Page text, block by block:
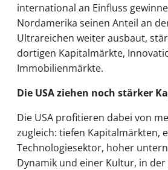
international an Einfluss
Nordamerika seinen Anteil an
Ultrareichen weiter ausbaut,
dortigen Kapitalmärkte,
Immobilienmärkte.
Die USA ziehen noch stärker
Die USA profitieren dabei von
zugleich: tiefen Kapitalmärkten,
Technologiesektor, hoher
Dynamik und einer Kultur, in